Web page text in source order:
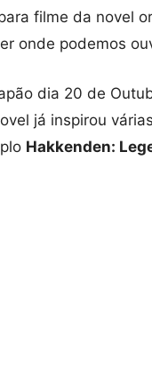
filme da novel
onde podemos
dia 20 de
já inspirou
Hakkenden: